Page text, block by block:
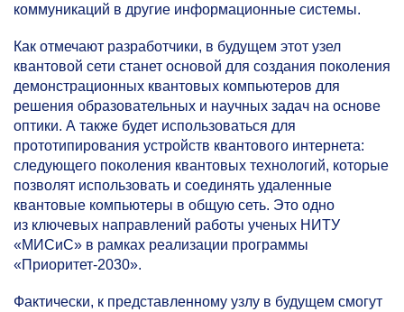
коммуникаций в другие информационные системы.
Как отмечают разработчики, в будущем этот узел
квантовой сети станет основой для создания поколения
демонстрационных квантовых компьютеров для
решения образовательных и научных задач на основе
оптики. А также будет использоваться для
прототипирования устройств квантового интернета:
следующего поколения квантовых технологий, которые
позволят использовать и соединять удаленные
квантовые компьютеры в общую сеть. Это одно
из ключевых направлений работы ученых НИТУ
«МИСиС» в рамках реализации программы
«Приоритет-2030».
Фактически, к представленному узлу в будущем смогут